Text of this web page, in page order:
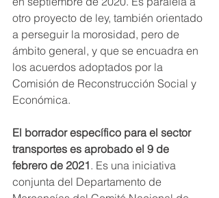
otro proyecto de ley, también orientado
a perseguir la morosidad, pero de
ámbito general, y que se encuadra en
los acuerdos adoptados por la
Comisión de Reconstrucción Social y
Económica.
El borrador específico para el sector
transportes es aprobado el 9 de
febrero de 2021. Es una iniciativa
conjunta del Departamento de